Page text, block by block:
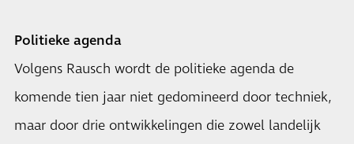
Politieke agenda
Volgens Rausch wordt de politieke agenda de
komende tien jaar niet gedomineerd door techniek,
maar door drie ontwikkelingen die zowel landelijk